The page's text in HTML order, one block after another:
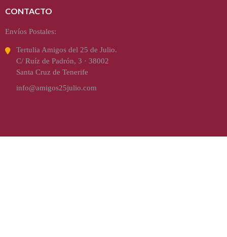
CONTACTO
Envíos Postales:
Tertulia Amigos del 25 de Julio.
C/ Ruíz de Padrón, 3 · 38002
Santa Cruz de Tenerife
info@amigos25julio.com